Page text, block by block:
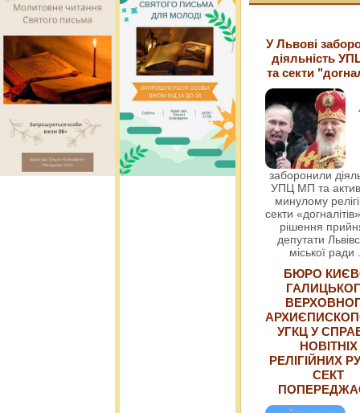
У Львові
діяльність
та секти
заборонили
УПЦ МП та
минулому
секти
рішення
депутати
міської ради
БЮРО
УГКЦ У
НОВІТНІХ
РЕЛІГІЙНИХ
СЕКТ